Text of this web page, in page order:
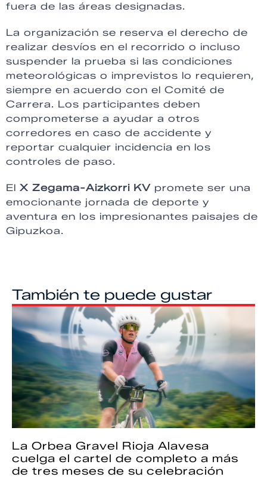
fuera de las áreas designadas.
La organización se reserva el derecho de
realizar desvíos en el recorrido o incluso
suspender la prueba si las condiciones
meteorológicas o imprevistos lo requieren,
siempre en acuerdo con el Comité de
Carrera. Los participantes deben
comprometerse a ayudar a otros
corredores en caso de accidente y
reportar cualquier incidencia en los
controles de paso.
El X Zegama-Aizkorri KV promete ser una
emocionante jornada de deporte y
aventura en los impresionantes paisajes de
Gipuzkoa.
También te puede gustar
La Orbea Gravel Rioja Alavesa
cuelga el cartel de completo a más
de tres meses de su celebración